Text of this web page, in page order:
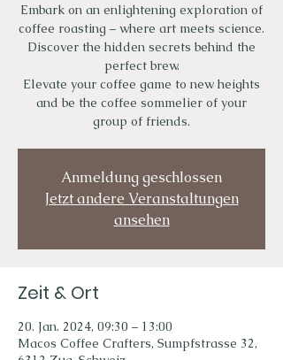
Embark on an enlightening exploration of
coffee roasting – where art meets science.
Discover the hidden secrets behind the
perfect brew.
Elevate your coffee game to new heights
and be the coffee sommelier of your
group of friends.
Anmeldung geschlossen
Jetzt andere Veranstaltungen
ansehen
Zeit & Ort
20. Jan. 2024, 09:30 – 13:00
Macos Coffee Crafters, Sumpfstrasse 32,